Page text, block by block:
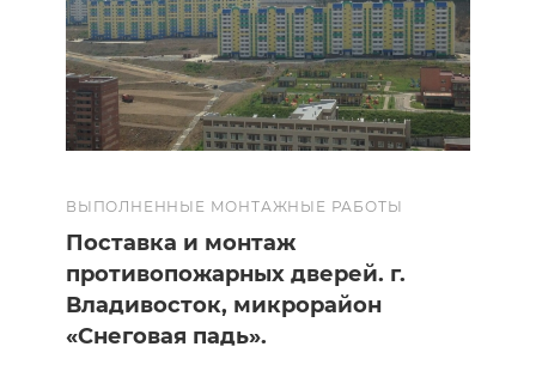
ВЫПОЛНЕННЫЕ МОНТАЖНЫЕ РАБОТЫ
Поставка и монтаж
противопожарных дверей. г.
Владивосток, микрорайон
«Снеговая падь».